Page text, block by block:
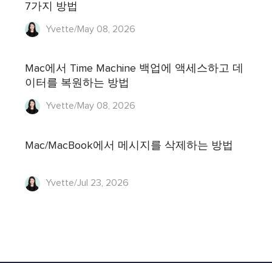
7가지 방법
Yvette/May 08, 2026
Mac에서 Time Machine 백업에 액세스하고 데
이터를 복원하는 방법
Yvette/May 08, 2026
Mac/MacBook에서 메시지를 삭제하는 방법
Yvette/Jul 23, 2026